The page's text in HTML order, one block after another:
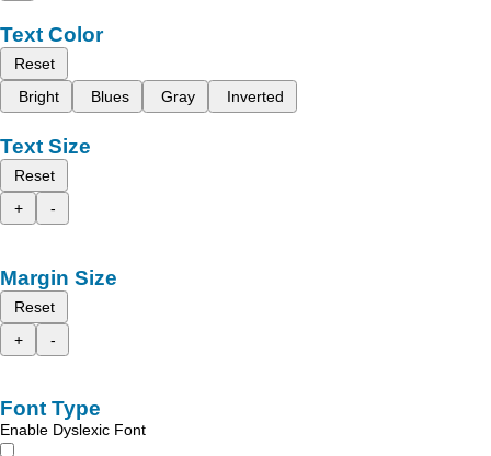
Text Color
Reset
Bright
Blues Gray Inverted
Text Size
Reset
+
-
Margin Size
Reset
+
-
Font Type
Enable Dyslexic Font